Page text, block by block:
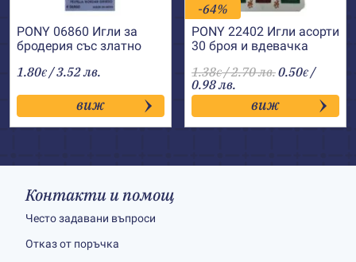
PONY 06860 Игли за
бродерия със златно
1.80€ / 3.52 лв.
виж
-64%
PONY 22402 Игли асорти
30 броя и вдевачка
1.38€/ 2.70 лв.0.50€ /
0.98 лв.
виж
Контакти и помощ
Често задавани въпроси
Отказ от поръчка